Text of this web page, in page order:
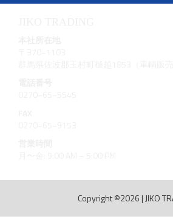
Copyright ©2026 | JIKO